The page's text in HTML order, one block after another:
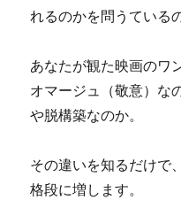
れるのかを問うている
あなたが観た映画のワ
オマージュ（敬意）な
や脱構築なのか。
その違いを知るだけで
格段に増します。